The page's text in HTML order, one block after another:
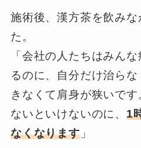
施術後、漢方茶を飲み
た。
「会社の人たちはみん
るのに、自分だけ治ら
きなくて肩身が狭いで
ないといけないのに、 1
なくなります」